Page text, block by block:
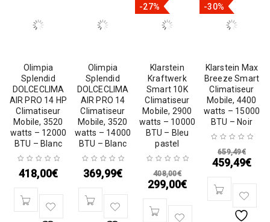
Olimpia
Splendid
DOLCECLIMA
AIR PRO 14 HP
Climatiseur
Mobile, 3520
watts – 12000
BTU – Blanc
418,00€
Olimpia
Splendid
DOLCECLIMA
AIR PRO 14
Climatiseur
Mobile, 3520
watts – 14000
BTU – Blanc
369,99€
-27%
Klarstein
Kraftwerk
Smart 10K
Climatiseur
Mobile, 2900
watts – 10000
BTU – Bleu
pastel
408,00€
299,00€
-30%
Klarstein Max
Breeze Smart
Climatiseur
Mobile, 4400
watts – 15000
BTU – Noir
659,49€
459,49€